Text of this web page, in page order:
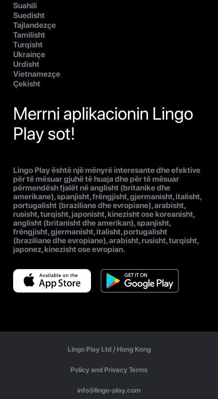
Suahili
Suedisht
Tajlandezçe
Tamilisht
Turqisht
Ukrainçe
Urdisht
Vietnamezçe
Çekisht
Merrni aplikacionin Lingo
Play sot!
Lingo Play është një mënyrë interesante dhe efektive
për të mësuar gjuhë të huaja dhe për të mësuar
përmendësh fjalët në anglisht (britanike dhe
amerikane), spanjisht, frëngjisht, gjermanisht, italisht,
portugalisht (braziliane dhe evropiane), arabisht,
rusisht, turqisht, japonisht, kinezisht ose koreanisht,
anglisht (britanisht dhe amerikan), spanjisht,
frëngjisht, gjermanisht, italisht, portugalisht
(braziliane dhe evropiane), arabisht, rusisht, turqisht,
japonez, kinezisht ose evropian.
Lingo Play Ltd / Hong Kong
Policy and Privacy Terms
info@lingo-play.com